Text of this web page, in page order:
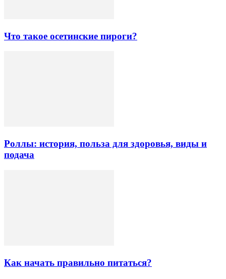
Что такое осетинские пироги?
Роллы: история, польза для здоровья, виды и
подача
Как начать правильно питаться?